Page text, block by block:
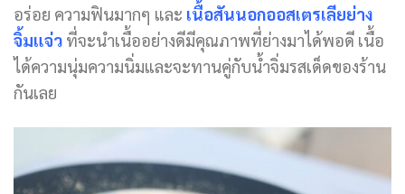
อร่อย ความฟินมากๆ และ เนื้อสันนอกออสเตรเลียย่าง
จิ้มแจ่ว ที่จะนำเนื้ออย่างดีมีคุณภาพที่ย่างมาได้พอดี เนื้อ
ได้ความนุ่มความนิ่มและจะทานคู่กับน้ำจิ่มรสเด็ดของร้าน
กันเลย